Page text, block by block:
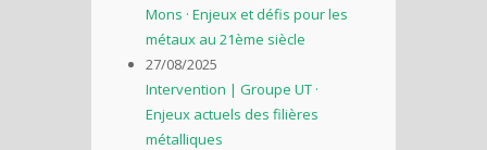
Mons · Enjeux et défis pour les
métaux au 21ème siècle
27/08/2025
Intervention | Groupe UT ·
Enjeux actuels des filières
métalliques